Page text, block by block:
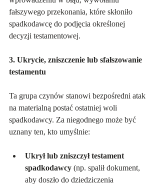
fałszywego przekonania, które skłoniło
spadkodawcę do podjęcia określonej
decyzji testamentowej.
3. Ukrycie, zniszczenie lub sfałszowanie
testamentu
Ta grupa czynów stanowi bezpośredni atak
na materialną postać ostatniej woli
spadkodawcy. Za niegodnego może być
uznany ten, kto umyślnie:
Ukrył lub zniszczył testament
spadkodawcy (np. spalił dokument,
aby doszło do dziedziczenia